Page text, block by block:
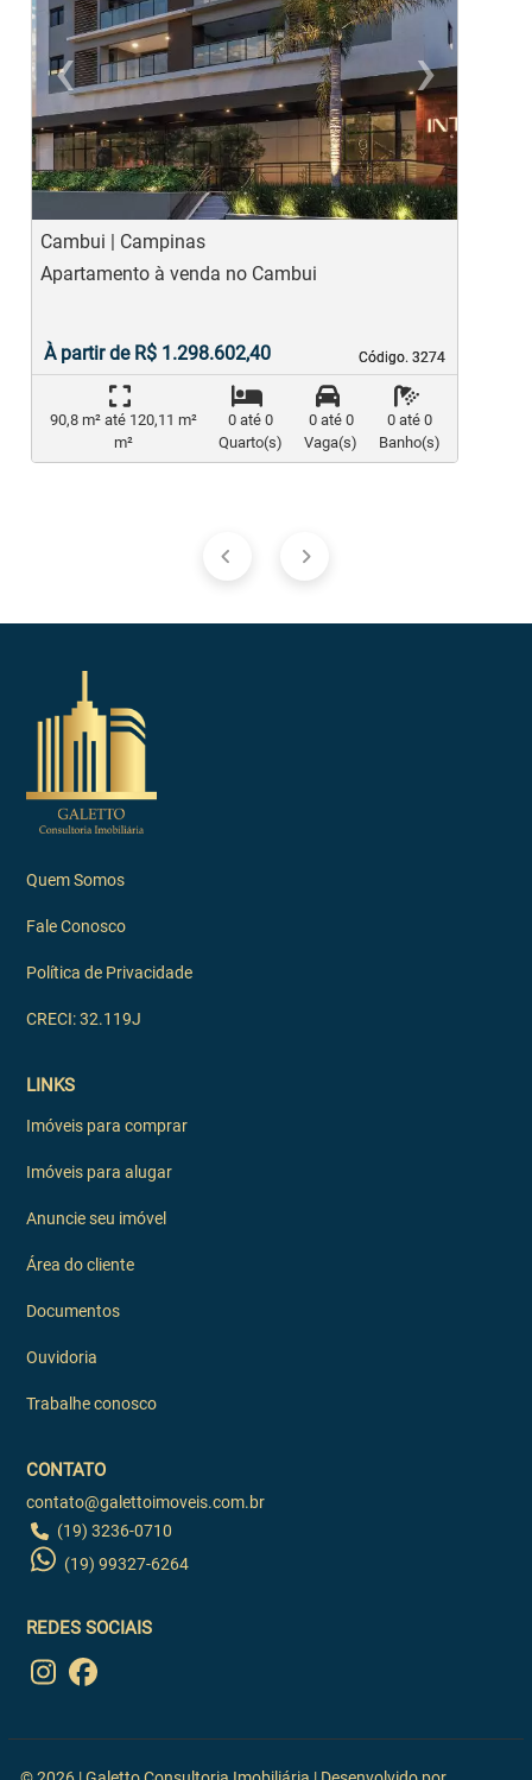
‹
Previous
›
Cambui | Campinas
Código. 3274
Código. 3274
Apartamento à venda no Cambui
À partir de R$ 1.298.602,40
90,8 m² até 120,11 m²
m²
0 até 0
Quarto(s)
0 até 0
Vaga(s)
0 até 0
Banho(s)
Quem Somos
Fale Conosco
Política de Privacidade
CRECI: 32.119J
LINKS
Imóveis para comprar
Imóveis para alugar
Anuncie seu imóvel
Área do cliente
Documentos
Ouvidoria
Trabalhe conosco
CONTATO
contato@galettoimoveis.com.br
(19) 3236-0710
(19) 99327-6264
REDES SOCIAIS